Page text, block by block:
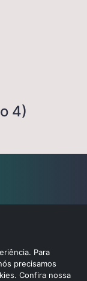
Para
precisamos
Confira nossa
4)